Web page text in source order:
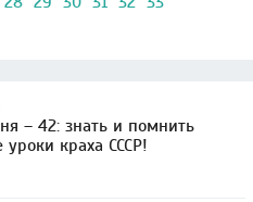
– 42: знать и помнить
уроки краха СССР!